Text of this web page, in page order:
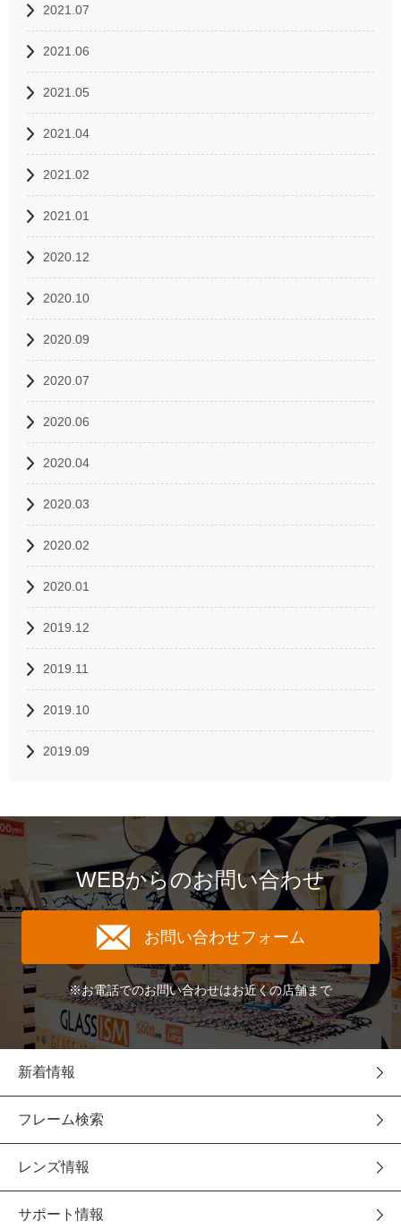
2021.07
2021.06
2021.05
2021.04
2021.02
2021.01
2020.12
2020.10
2020.09
2020.07
2020.06
2020.04
2020.03
2020.02
2020.01
2019.12
2019.11
2019.10
2019.09
WEBからのお問い合わせ
お問い合わせフォーム
※お電話でのお問い合わせはお近くの店舗まで
新着情報
フレーム検索
レンズ情報
サポート情報